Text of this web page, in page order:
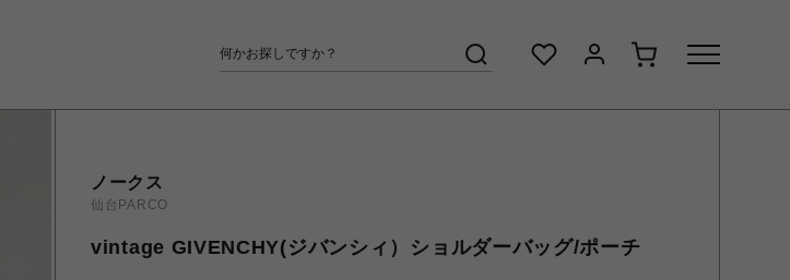
ノークス
仙台PARCO
vintage GIVENCHY(ジバンシィ）ショルダーバッグ/ポーチ